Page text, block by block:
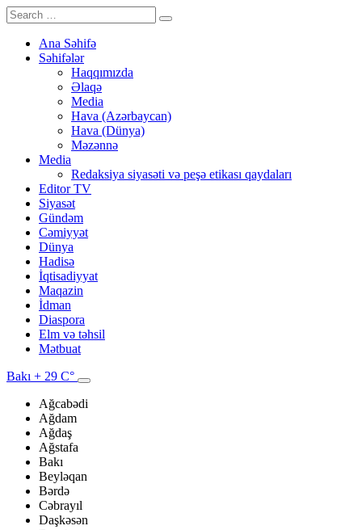
Ana Səhifə
Səhifələr
Haqqımızda
Əlaqə
Media
Hava (Azərbaycan)
Hava (Dünya)
Məzənnə
Media
Redaksiya siyasəti və peşə etikası qaydaları
Editor TV
Siyasət
Gündəm
Cəmiyyət
Dünya
Hadisə
İqtisadiyyat
Maqazin
İdman
Diaspora
Elm və təhsil
Mətbuat
Bakı + 29 C°
Ağcabədi
Ağdam
Ağdaş
Ağstafa
Bakı
Beyləqan
Bərdə
Cəbrayıl
Daşkəsən